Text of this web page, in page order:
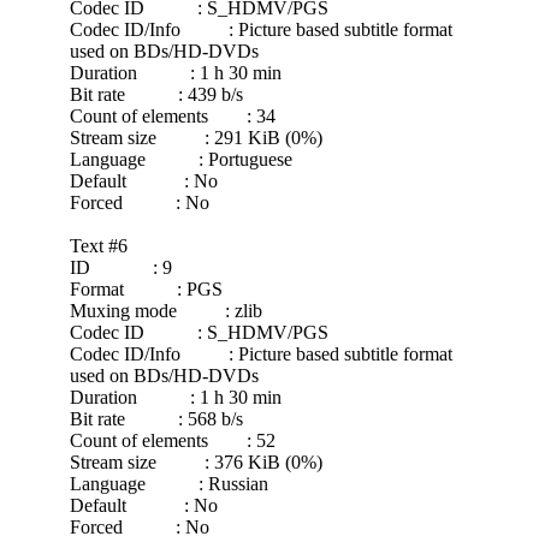
Codec ID : S_HDMV/PGS
Codec ID/Info : Picture based subtitle format
used on BDs/HD-DVDs
Duration : 1 h 30 min
Bit rate : 439 b/s
Count of elements : 34
Stream size : 291 KiB (0%)
Language : Portuguese
Default : No
Forced : No
Text #6
ID : 9
Format : PGS
Muxing mode : zlib
Codec ID : S_HDMV/PGS
Codec ID/Info : Picture based subtitle format
used on BDs/HD-DVDs
Duration : 1 h 30 min
Bit rate : 568 b/s
Count of elements : 52
Stream size : 376 KiB (0%)
Language : Russian
Default : No
Forced : No